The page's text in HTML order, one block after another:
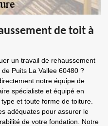
de toit à
un travail de rehaussement
Puits La Vallee 60480 ?
notre équipe de
spécialiste et équipé en
et toute forme de toiture.
adéquates pour assurer le
de votre fondation. Notre